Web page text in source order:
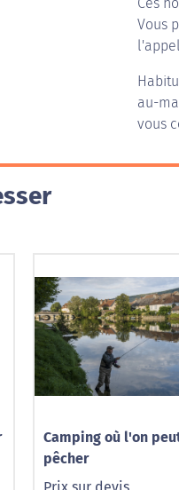
Vous
au-
vous
Camping où l'on
pêcher